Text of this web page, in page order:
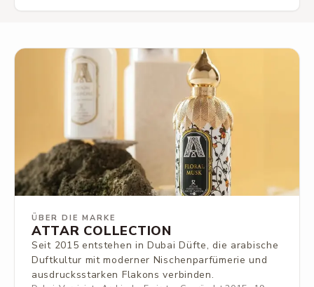
ÜBER DIE MARKE
ATTAR COLLECTION
Seit 2015 entstehen in Dubai Düfte, die arabische
Duftkultur mit moderner Nischenparfümerie und
ausdrucksstarken Flakons verbinden.